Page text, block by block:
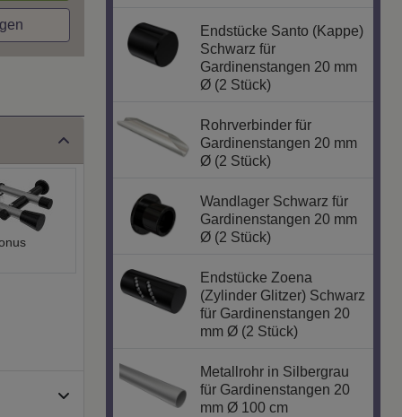
Endstücke Santo (Kappe)
Schwarz für
Gardinenstangen 20 mm
Ø (2 Stück)
Rohrverbinder für
Gardinenstangen 20 mm
Ø (2 Stück)
Wandlager Schwarz für
Gardinenstangen 20 mm
Ø (2 Stück)
Endstücke Zoena
(Zylinder Glitzer) Schwarz
für Gardinenstangen 20
mm Ø (2 Stück)
Metallrohr in Silbergrau
für Gardinenstangen 20
mm Ø 100 cm